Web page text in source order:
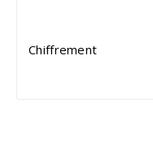
Chiffrement